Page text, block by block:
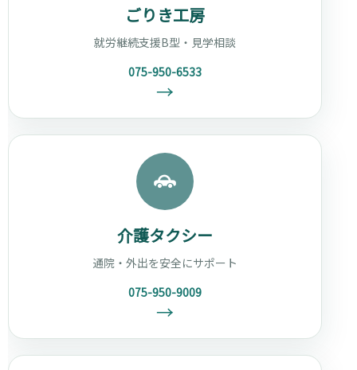
ごりき工房
就労継続支援B型・見学相談
075-950-6533
→
介護タクシー
通院・外出を安全にサポート
075-950-9009
→